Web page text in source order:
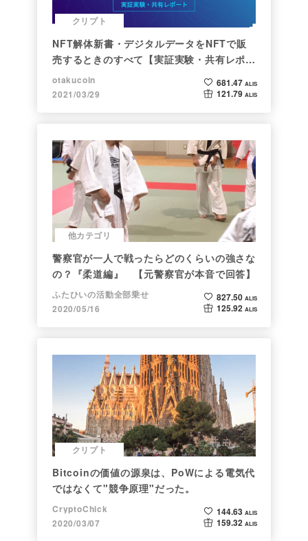
クリプト
NFT解体新書・デジタルデータをNFTで販
売するときのすべて【実証実験・共有レポー
ト】
otakucoin
2021/03/29
681.47 ALIS
121.79 ALIS
他カテゴリ
警察官が一人で戦ったらどのくらいの強さな
の？『柔道編』 【元警察官が本音で回答】
ふたひいの活動全部乗せ
2020/05/16
827.50 ALIS
125.92 ALIS
クリプト
Bitcoinの価値の源泉は、PoWによる電気代
ではなくて"競争原理"だった。
CryptoChick
2020/03/07
144.63 ALIS
159.32 ALIS